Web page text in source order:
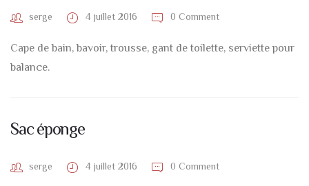
serge 4 juillet 2016 0 Comment
Cape de bain, bavoir, trousse, gant de toilette, serviette pour
balance.
Sac éponge
serge 4 juillet 2016 0 Comment